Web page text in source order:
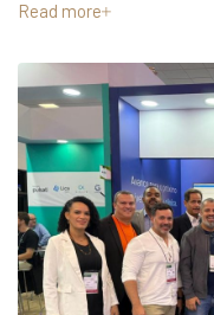
Read more